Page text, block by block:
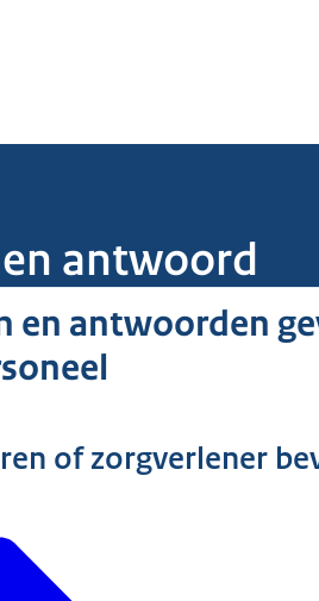
antwoord
en antwoorden
of zorgverlener